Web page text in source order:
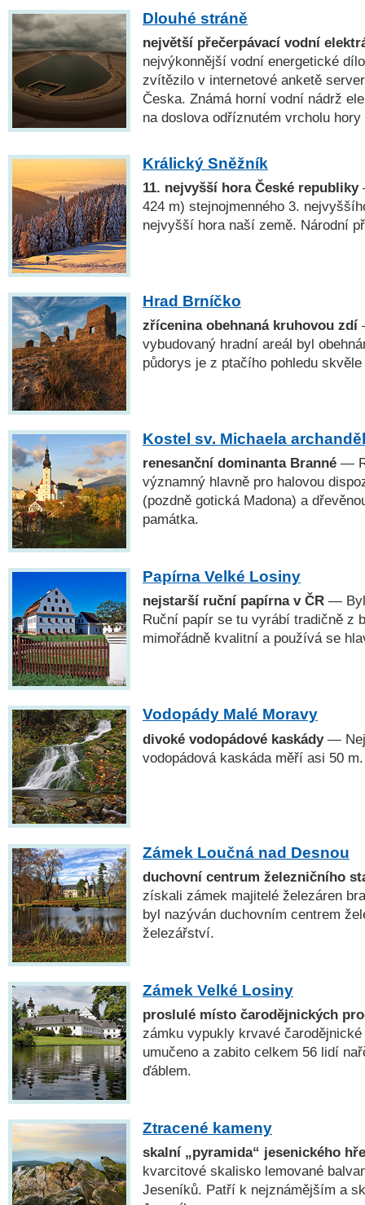
Dlouhé stráně
největší přečerpávací vodní
nejvýkonnější vodní energetické
zvítězilo v internetové anketě
Česka. Známá horní vodní nádrž
na doslova odříznutém vrcholu hory
Králický Sněžník
11. nejvyšší hora České republiky
424 m) stejnojmenného 3.
nejvyšší hora naší země. Národní
Hrad Brníčko
zřícenina obehnaná kruhovou zdí
vybudovaný hradní areál byl
půdorys je z ptačího pohledu
Kostel sv. Michaela
renesanční dominanta Branné —
významný hlavně pro halovou
(pozdně gotická Madona) a
památka.
Papírna Velké Losiny
nejstarší ruční papírna v ČR —
Ruční papír se tu vyrábí tradičně z
mimořádně kvalitní a používá se
Vodopády Malé Moravy
divoké vodopádové kaskády —
vodopádová kaskáda měří asi 50 m.
Zámek Loučná nad Desnou
duchovní centrum železničního
získali zámek majitelé železáren
byl nazýván duchovním centrem
železářství.
Zámek Velké Losiny
proslulé místo čarodějnických
zámku vypukly krvavé
umučeno a zabito celkem 56 lidí
ďáblem.
Ztracené kameny
skalní „pyramida“ jesenického
kvarcitové skalisko lemované
Jeseníků. Patří k nejznámějším a